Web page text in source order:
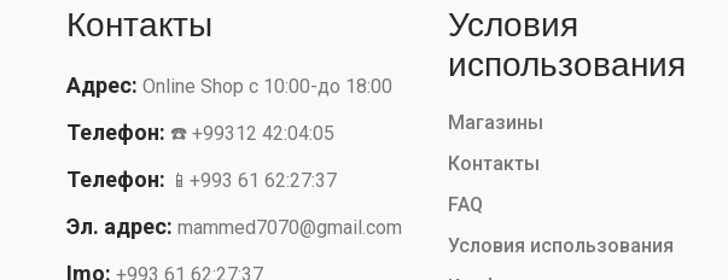
Контакты
Адрес: Online Shop с 10:00-до 18:00
Телефон: ☎️ +99312 42:04:05
Телефон: 📱+993 61 62:27:37
Эл. адрес: mammed7070@gmail.com
Imo: +993 61 62:27:37
Условия
использования
Магазины
Контакты
FAQ
Условия использования